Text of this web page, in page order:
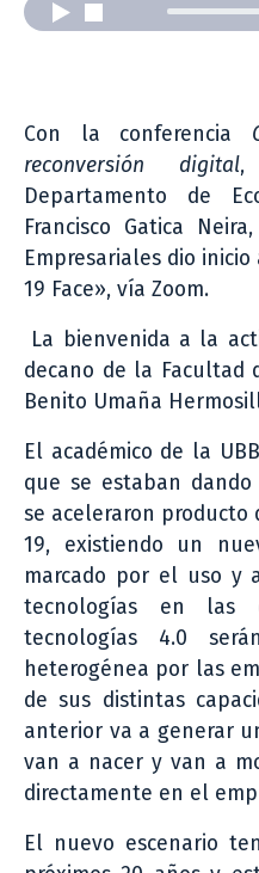
Con la conferencia
reconversión digital,
Departamento de
Francisco Gatica
Empresariales dio
19 Face», vía Zoom.
La bienvenida a la
decano de la Facultad
Benito Umaña
El académico de la
que se estaban
se aceleraron producto
19, existiendo un
marcado por el uso y
tecnologías en las
tecnologías 4.0
heterogénea por las
de sus distintas
anterior va a generar
van a nacer y van a
directamente en el
El nuevo escenario